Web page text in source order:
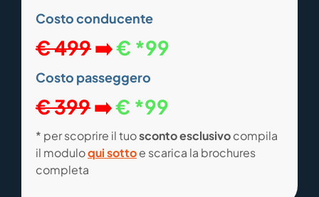
Costo conducente
€ 499➡️€ *99
Costo passeggero
€ 399➡️€ *99
* per scoprire il tuosconto esclusivocompila
il moduloqui sottoe scarica la brochures
completa